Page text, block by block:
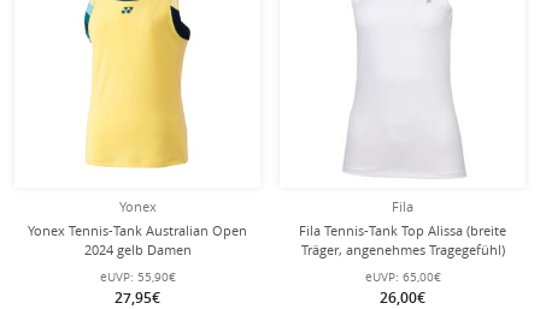
Yonex
Yonex Tennis-Tank Australian Open
2024 gelb Damen
eUVP: 55,90€
27,95€
Fila
Fila Tennis-Tank Top Alissa (breite
Träger, angenehmes Tragegefühl)
weiss Damen
eUVP: 65,00€
26,00€